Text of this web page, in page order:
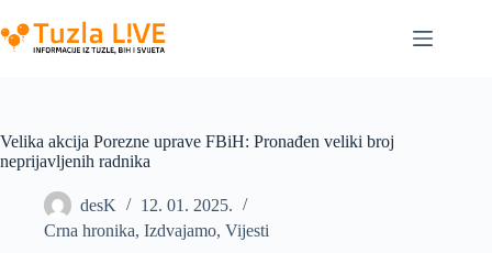
to
content
Velika akcija Porezne uprave FBiH: Pronađen veliki broj
neprijavljenih radnika
desK
12. 01. 2025.
Crna hronika, Izdvajamo, Vijesti